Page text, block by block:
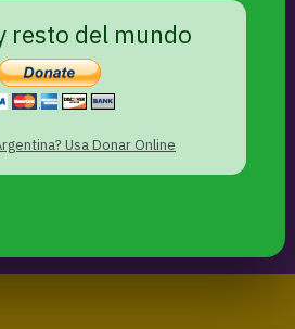
resto del mundo
Usa Donar Online